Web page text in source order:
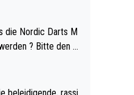
des Weltm
bei Archie Self l
Weltmeister d
? Bitte den A